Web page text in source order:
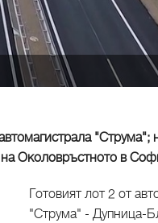
"Струма";
на Околовръстното в
Готовият лот 2 от
"Струма" - Дупница-